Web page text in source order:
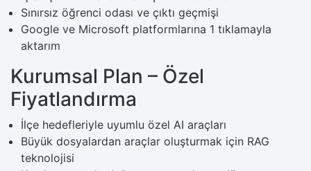
Sınırsız öğrenci odası ve çıktı geçmişi
Google ve Microsoft platformlarına 1 tıklamayla
aktarım
Kurumsal Plan – Özel
Fiyatlandırma
İlçe hedefleriyle uyumlu özel AI araçları
Büyük dosyalardan araçlar oluşturmak için RAG
teknolojisi